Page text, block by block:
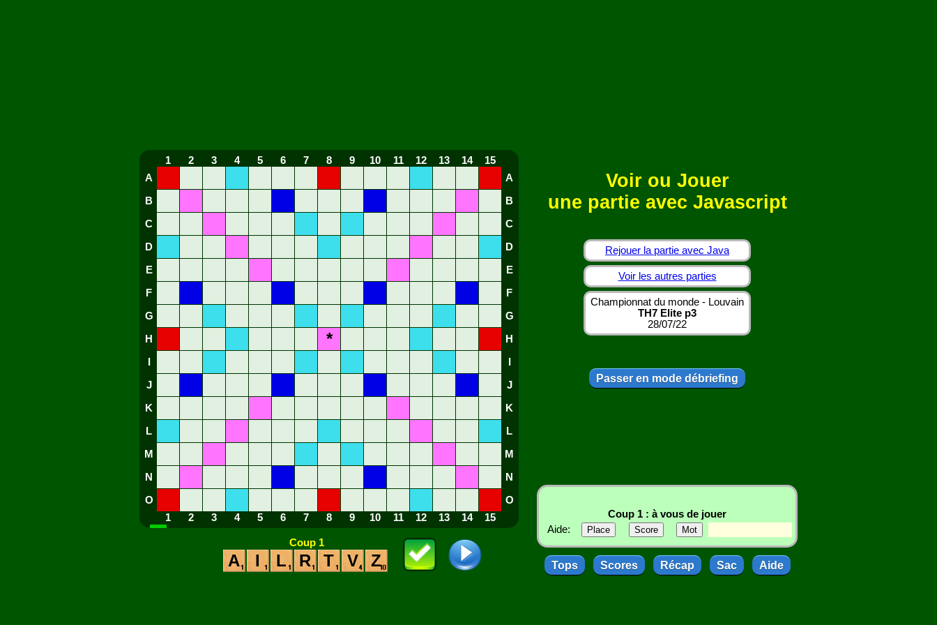
1 2 3 4 5 6 7 8 9 10 11 12 13 14
15
A
A
B B
C C
D D
E E
F F
G G
H * H
J J
K K
L L
M M
N N
O
O
1
2 3 4 5 6 7 8 9 10 11 12 13 14 15
Coup 1
A I L R T V Z
Voir ou Jouer
une partie avec Javascript
Rejouer la partie avec Java
Voir les autres parties
Championnat du monde - Louvain
TH7 Elite p3
28/07/22
Passer en mode débriefing
Coup 1 : à vous de jouer
Aide:
Tops Scores Récap Sac Aide